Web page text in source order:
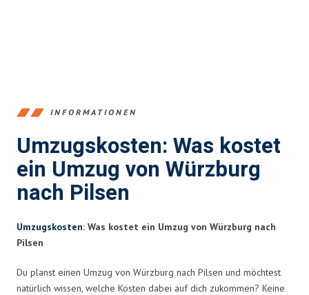
INFORMATIONEN
Umzugskosten: Was kostet
ein Umzug von Würzburg
nach Pilsen
Umzugskosten: Was kostet ein Umzug von Würzburg nach
Pilsen
Du planst einen Umzug von Würzburg nach Pilsen und möchtest
natürlich wissen, welche Kosten dabei auf dich zukommen? Keine